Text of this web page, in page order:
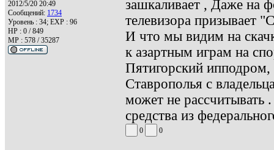
2012/5/20 20:49
Сообщений: 1734
Уровень : 34; EXP : 96
HP : 0 / 849
MP : 578 / 35287
зашкаливает , Даже на
телевизора призывает
И что мы видим на
к азартным играм на
Пятигорский ипподром,
Ставрополья с
может не
средства из
0 0